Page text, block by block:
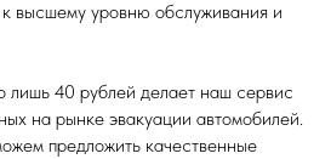
высшему уровню обслуживания и
лишь 40 рублей делает наш сервис
на рынке эвакуации автомобилей.
предложить качественные